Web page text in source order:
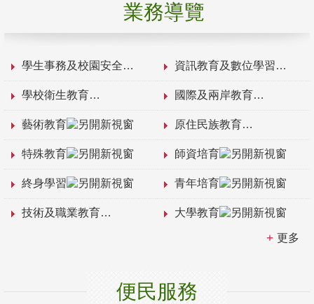
業務導覽
學生事務及校園安全 資訊教育及數位學習
學校衛生教育 國際及兩岸教育
藝術教育 原住民族教育
特殊教育 師資培育
終身學習 青年培育
技術及職業教育 大學教育
更多
便民服務